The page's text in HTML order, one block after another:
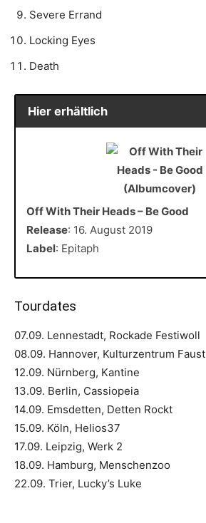
Severe Errand
Locking Eyes
Death
Hier erhältlich
Off With Their Heads – Be Good
Release: 16. August 2019
Label: Epitaph
Tourdates
07.09. Lennestadt, Rockade Festiwoll
08.09. Hannover, Kulturzentrum Faust
12.09. Nürnberg, Kantine
13.09. Berlin, Cassiopeia
14.09. Emsdetten, Detten Rockt
15.09. Köln, Helios37
17.09. Leipzig, Werk 2
18.09. Hamburg, Menschenzoo
22.09. Trier, Lucky’s Luke